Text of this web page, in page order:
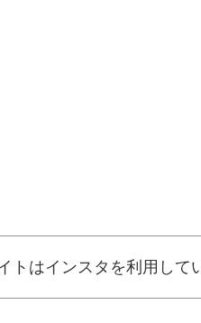
トはインスタを利用して